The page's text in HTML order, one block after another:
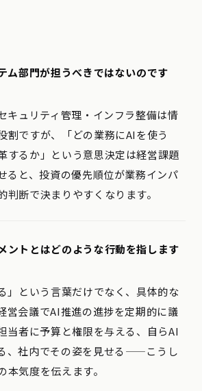
ム部門が担うべきではないのです
キュリティ管理・インフラ整備は情
割ですが、「どの業務にAIを使う
するか」という意思決定は経営課題
ると、投資の優先順位が業務インパ
判断で決まりやすくなります。
ントとはどのような行動を指します
」という言葉だけでなく、具体的な
営会議でAI推進の進捗を定期的に議
当者に予算と権限を与える、自らAI
、社内でその姿を見せる——こうし
本気度を伝えます。